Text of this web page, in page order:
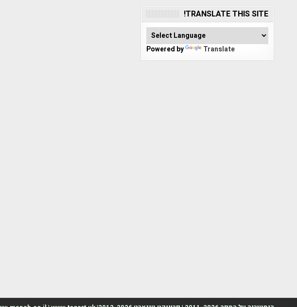
TRANSLATE THIS SITE!
Powered by Translate